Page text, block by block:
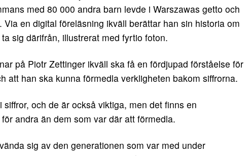
med 80 000 andra barn levde i Warszawas getto och
en digital föreläsning ikväll berättar han sin historia om
sig därifrån, illustrerat med fyrtio foton.
på Piotr Zettinger ikväll ska få en fördjupad förståelse för
att han ska kunna förmedla verkligheten bakom siffrorna.
och de är också viktiga, men det finns en
andra än dem som var där att förmedla.
sig av den generationen som var med under